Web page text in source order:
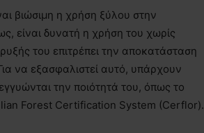
βιώσιμη η χρήση ξύλου στην
είναι δυνατή η χρήση του χωρίς
του επιτρέπει την αποκατάσταση
να εξασφαλιστεί αυτό, υπάρχουν
την ποιότητά του, όπως το
Forest Certification System (Cerflor).